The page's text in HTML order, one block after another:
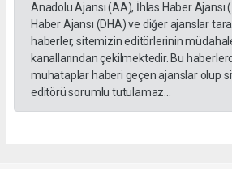
Anadolu Ajansı (AA), İhlas Haber Ajansı
Haber Ajansı (DHA) ve diğer ajanslar
haberler, sitemizin editörlerinin
kanallarından çekilmektedir. Bu
muhataplar haberi geçen ajanslar olup
editörü sorumlu tutulamaz...